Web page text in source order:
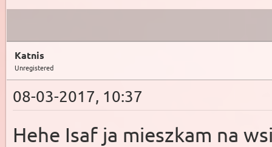
Katnis
Unregistered
08-03-2017, 10:37
Hehe Isaf ja mieszkam na